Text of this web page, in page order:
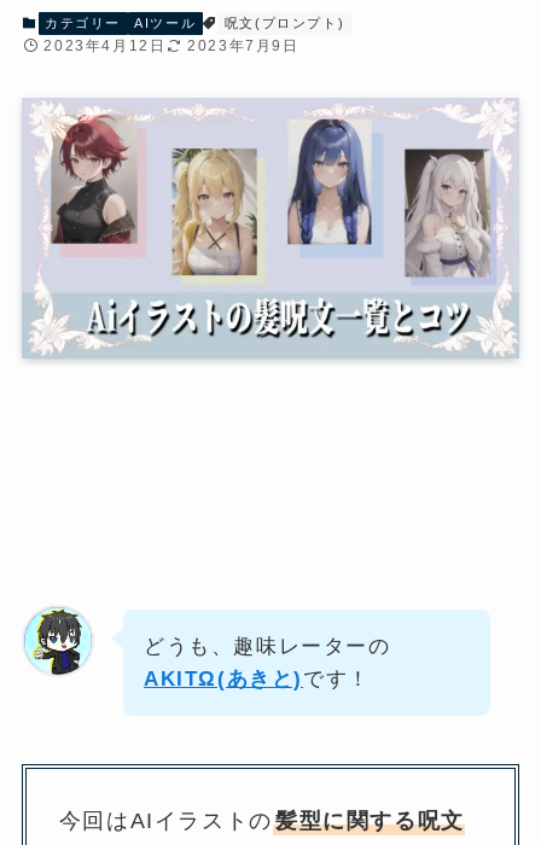
カテゴリー AIツール 呪文(プロンプト)
2023年4月12日 2023年7月9日
どうも、趣味レーターの
AKITΩ(あきと) です！
今回はAIイラストの髪型に関する呪文